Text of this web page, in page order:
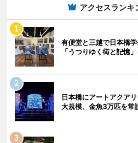
アクセスランキ
有便堂と三越で日本橋
「うつりゆく街と記憶
日本橋にアートアクア
大規模、金魚3万匹を常